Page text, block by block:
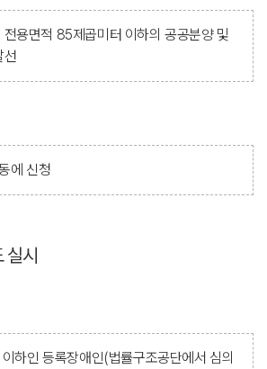
용면적 85제곱미터 이하의 공공분양 및
선
에 신청
실시
하인 등록장애인(법률구조공단에서 심의